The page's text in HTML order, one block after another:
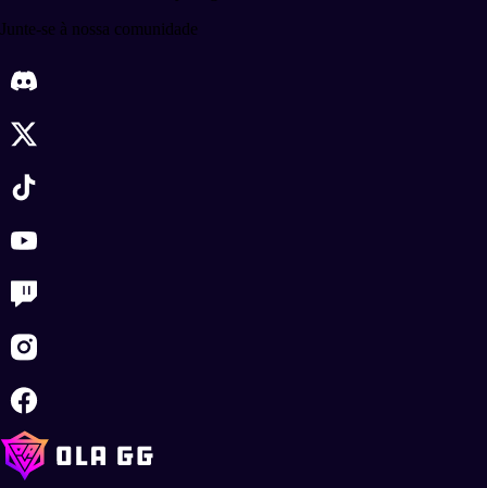
Junte-se à nossa comunidade